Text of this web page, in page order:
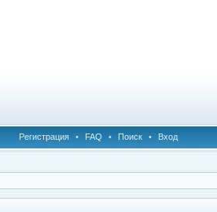
Регистрация • FAQ • Поиск • Вход